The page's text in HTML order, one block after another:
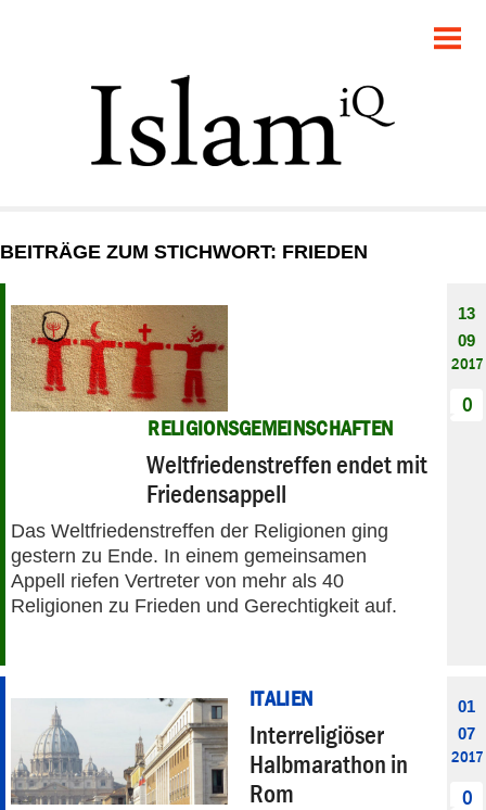
GESELLSCHAFT
STARTSEITE
DEBATTE
PANORAMA
BEITRÄGE ZUM STICHWORT: FRIEDEN
RELIGIONSGEMEINSCHAFTEN
Weltfriedenstreffen endet mit
Friedensappell
Das Weltfriedenstreffen der Religionen ging
gestern zu Ende. In einem gemeinsamen
Appell riefen Vertreter von mehr als 40
Religionen zu Frieden und Gerechtigkeit auf.
13
09
2017
0
ITALIEN
Interreligiöser
Halbmarathon in
Rom
01
07
2017
0